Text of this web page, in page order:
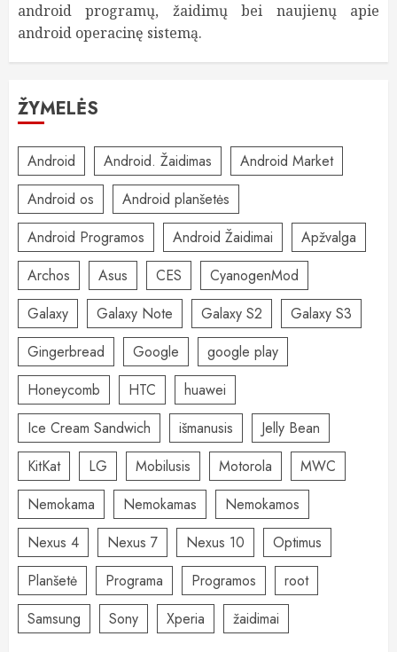
android programų, žaidimų bei naujienų apie
android operacinę sistemą.
ŽYMELĖS
Android Android. Žaidimas
Android Market
Android os
Android planšetės
Android Programos
Android Žaidimai
Apžvalga
Archos
Asus CES
CyanogenMod
Galaxy
Galaxy Note Galaxy S2
Galaxy S3
Gingerbread
Google
google play
Honeycomb
HTC
huawei
Ice Cream Sandwich
išmanusis
Jelly Bean
KitKat
LG Mobilusis Motorola
MWC
Nemokama
Nemokamas
Nemokamos
Nexus 4
Nexus 7 Nexus 10
Optimus
Planšetė
Programa Programos
root
Samsung
Sony Xperia žaidimai